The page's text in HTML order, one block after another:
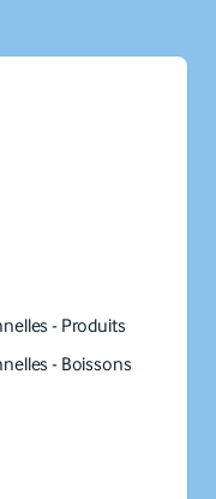
- Produits
- Boissons